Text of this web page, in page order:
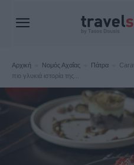
Αρχική Νομός Αχαΐας Πάτρα
πιο γλυκιά ιστορία της...